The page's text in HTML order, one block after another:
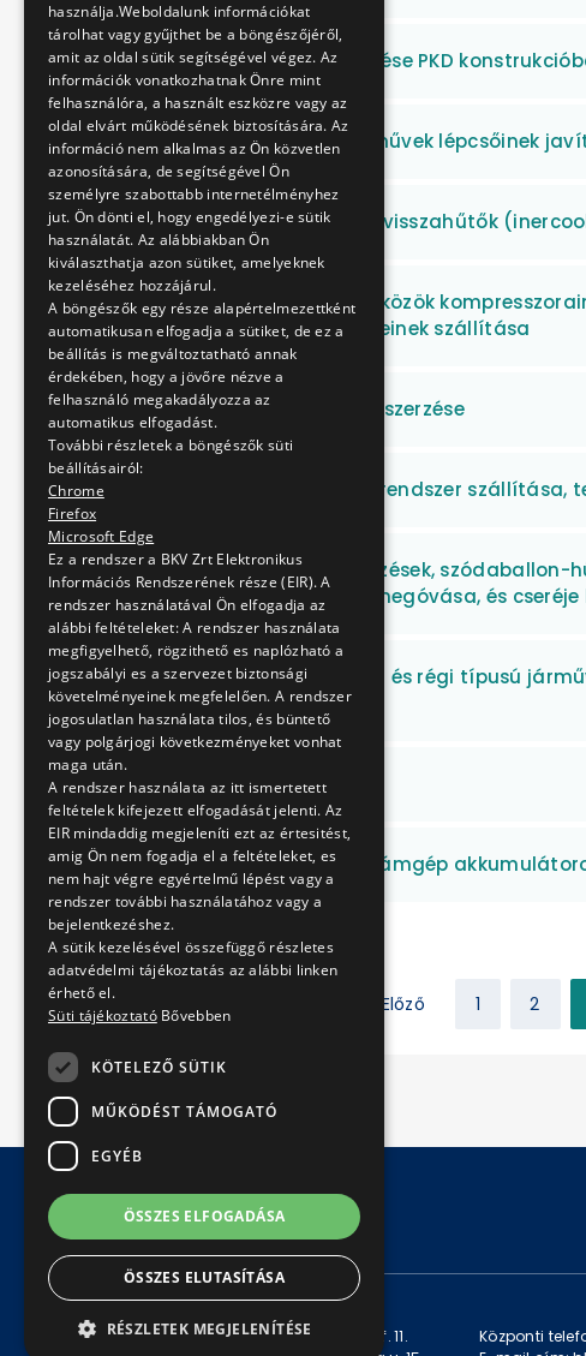
Új autóbuszok beszerzése PKD
TW 6000 villamos járművek lépcsőinek
Turbófeltöltők, levegő visszahűtők
Tömegközlekedési eszközök
kompresszoralkatrészeinek szállítása
Textilipari termékek beszerzése
Tápkábel monitorozó rendszer szállítása,
Szódagyártó berendezések,
karbantartása, állagmegóvása, és cseréje
Speciális felépítményű és régi típusú
javítása
Sínek beszerzése II.
Savas, lúgos és szerszámgép
Előző 1 2
KAPCSOLAT
Levelezési cím: 1980 Budapest, Pf. 11.
Központi
használja.Weboldalunk információkat
tárolhat vagy gyűjthet be a böngészőjéről,
amit az oldal sütik segítségével végez. Az
információk vonatkozhatnak Önre mint
felhasználóra, a használt eszközre vagy az
oldal elvárt működésének biztosítására. Az
információ nem alkalmas az Ön közvetlen
azonosítására, de segítségével Ön
személyre szabottabb internetélményhez
jut. Ön dönti el, hogy engedélyezi-e sütik
használatát. Az alábbiakban Ön
kiválaszthatja azon sütiket, amelyeknek
kezeléséhez hozzájárul.
A böngészők egy része alapértelmezettként
automatikusan elfogadja a sütiket, de ez a
beállítás is megváltoztatható annak
érdekében, hogy a jövőre nézve a
felhasználó megakadályozza az
automatikus elfogadást.
További részletek a böngészők süti
beállításairól:
Chrome
Firefox
Microsoft Edge
Ez a rendszer a BKV Zrt Elektronikus
Információs Rendszerének része (EIR). A
rendszer használatával Ön elfogadja az
alábbi feltételeket: A rendszer használata
megfigyelhető, rögzithető es naplózható a
jogszabályi es a szervezet biztonsági
követelményeinek megfelelően. A rendszer
jogosulatlan használata tilos, és büntető
vagy polgárjogi következményeket vonhat
maga után.
A rendszer használata az itt ismertetett
feltételek kifejezett elfogadását jelenti. Az
EIR mindaddig megjeleníti ezt az értesitést,
amig Ön nem fogadja el a feltételeket, es
nem hajt végre egyértelmű lépést vagy a
rendszer további használatához vagy a
bejelentkezéshez.
A sütik kezelésével összefüggő részletes
adatvédelmi tájékoztatás az alábbi linken
érhető el.
Süti tájékoztató Bővebben
KÖTELEZŐ SÜTIK
MŰKÖDÉST TÁMOGATÓ
EGYÉB
ÖSSZES ELFOGADÁSA
ÖSSZES ELUTASÍTÁSA
RÉSZLETEK MEGJELENÍTÉSE